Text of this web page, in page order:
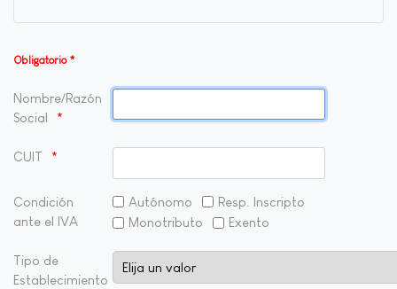
Obligatorio *
Nombre/Razón
Social
CUIT
Condición
ante el IVA
Autónomo
Resp. Inscripto
Monotributo
Exento
Tipo de
Establecimiento